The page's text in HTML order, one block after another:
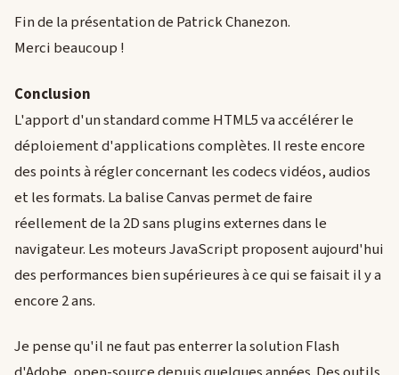
Fin de la présentation de Patrick Chanezon.
Merci beaucoup !
Conclusion
L'apport d'un standard comme HTML5 va accélérer le
déploiement d'applications complètes. Il reste encore
des points à régler concernant les codecs vidéos, audios
et les formats. La balise Canvas permet de faire
réellement de la 2D sans plugins externes dans le
navigateur. Les moteurs JavaScript proposent aujourd'hui
des performances bien supérieures à ce qui se faisait il y a
encore 2 ans.
Je pense qu'il ne faut pas enterrer la solution Flash